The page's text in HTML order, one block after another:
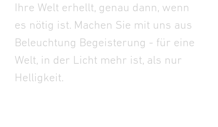
Ihre Welt erhellt, genau dann, wenn
es nötig ist. Machen Sie mit uns aus
Beleuchtung Begeisterung - für eine
Welt, in der Licht mehr ist, als nur
Helligkeit.